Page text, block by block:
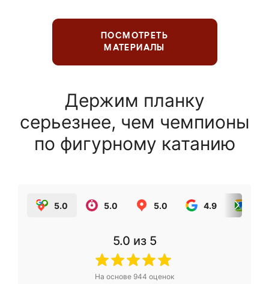
ПОСМОТРЕТЬ
МАТЕРИАЛЫ
Держим планку
серьезнее, чем чемпионы
по фигурному катанию
5.0 5.0 5.0 4.9
5.0 из 5
На основе 944 оценок